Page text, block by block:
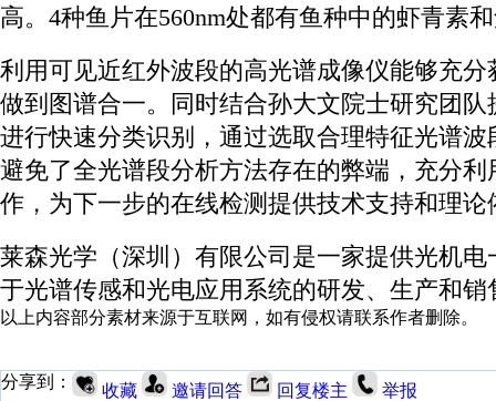
高。4种鱼片在560nm处都有鱼种中的虾青素
利用可见近红外波段的高光谱成像仪能够充
做到图谱合一。同时结合孙大文院士研究团
进行快速分类识别，通过选取合理特征光谱
避免了全光谱段分析方法存在的弊端，充分
作，为下一步的在线检测提供技术支持和理论
莱森光学（深圳）有限公司是一家提供光机
于光谱传感和光电应用系统的研发、生产和销
以上内容部分素材来源于互联网，如有侵权请联系作者删除。
分享到： 收藏 邀请回答 回复楼主 举报